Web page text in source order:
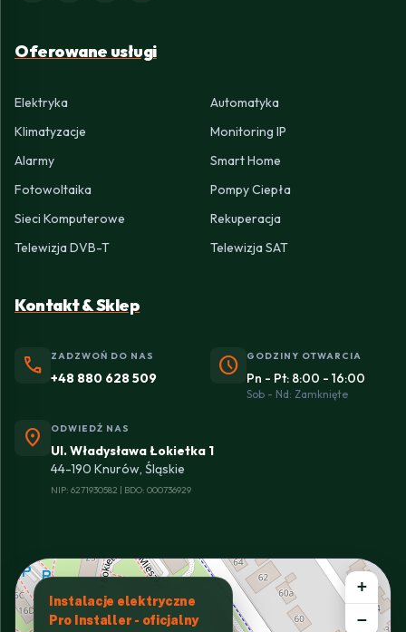
Oferowane usługi
Elektryka
Automatyka
Klimatyzacje
Monitoring IP
Alarmy
Smart Home
Fotowoltaika
Pompy Ciepła
Sieci Komputerowe
Rekuperacja
Telewizja DVB-T
Telewizja SAT
Kontakt & Sklep
phone ZADZWOŃ DO NAS
+48 880 628 509 schedule GODZINY OTWARCIA
Pn - Pt: 8:00 - 16:00
Sob - Nd: Zamknięte
location_on ODWIEDŹ NAS
Ul. Władysława Łokietka 1
44-190 Knurów, Śląskie
NIP: 6271930582 | BDO: 000736929
Instalacje elektryczne
Pro Installer - oficjalny
+
−